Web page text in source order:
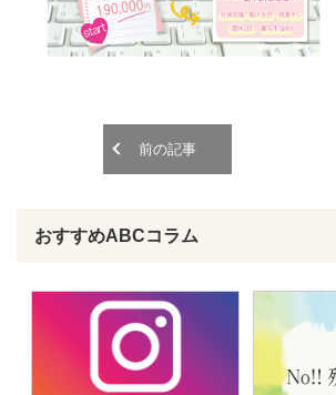
前の記事
おすすめABCコラム